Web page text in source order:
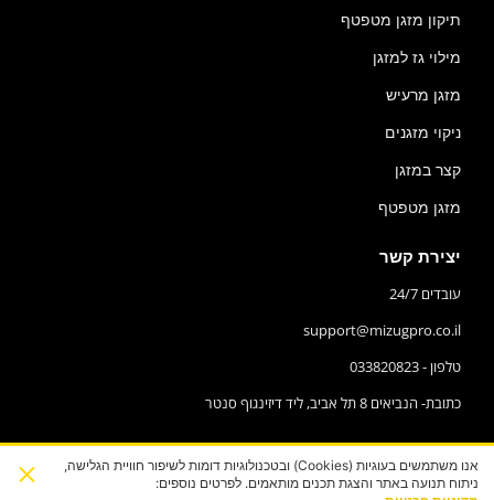
תיקון מזגן מטפטף
מילוי גז למזגן
מזגן מרעיש
ניקוי מזגנים
קצר במזגן
מזגן מטפטף
יצירת קשר
עובדים 24/7
support@mizugpro.co.il
טלפון - 033820823
כתובת- הנביאים 8 תל אביב, ליד דיזינגוף סנטר
×
אנו משתמשים בעוגיות (Cookies) ובטכנולוגיות דומות לשיפור חוויית הגלישה,
ניתוח תנועה באתר והצגת תכנים מותאמים. לפרטים נוספים: